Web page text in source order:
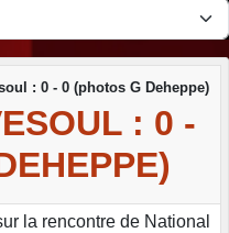
: 0 - 0 (photos G Deheppe)
: 0 -
la rencontre de National